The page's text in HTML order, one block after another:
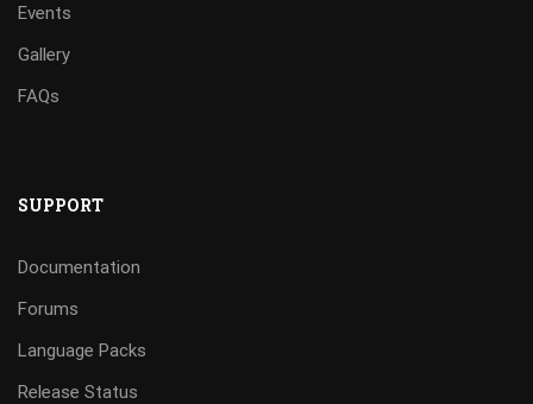
Events
Gallery
FAQs
SUPPORT
Documentation
Forums
Language Packs
Release Status